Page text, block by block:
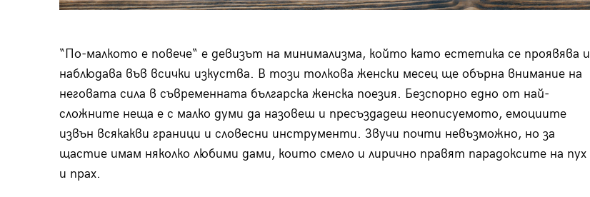
“По-малкото е повече“ е девизът на минимализма, който като естетика се проявява и
наблюдава във всички изкуства. В този толкова женски месец ще обърна внимание на
неговата сила в съвременната българска женска поезия. Безспорно едно от най-
сложните неща е с малко думи да назовеш и пресъздадеш неописуемото, емоциите
извън всякакви граници и словесни инструменти. Звучи почти невъзможно, но за
щастие имам няколко любими дами, които смело и лирично правят парадоксите на пух
и прах.